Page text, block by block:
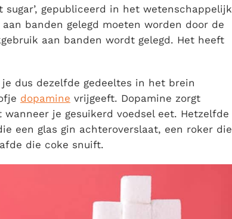
gepubliceerd in het wetenschappelijk
banden gelegd moeten worden door de
aan banden wordt gelegd. Het heeft
dus dezelfde gedeeltes in het brein
dopamine vrijgeeft. Dopamine zorgt
je gesuikerd voedsel eet. Hetzelfde
een glas gin achteroverslaat, een roker die
die coke snuift.